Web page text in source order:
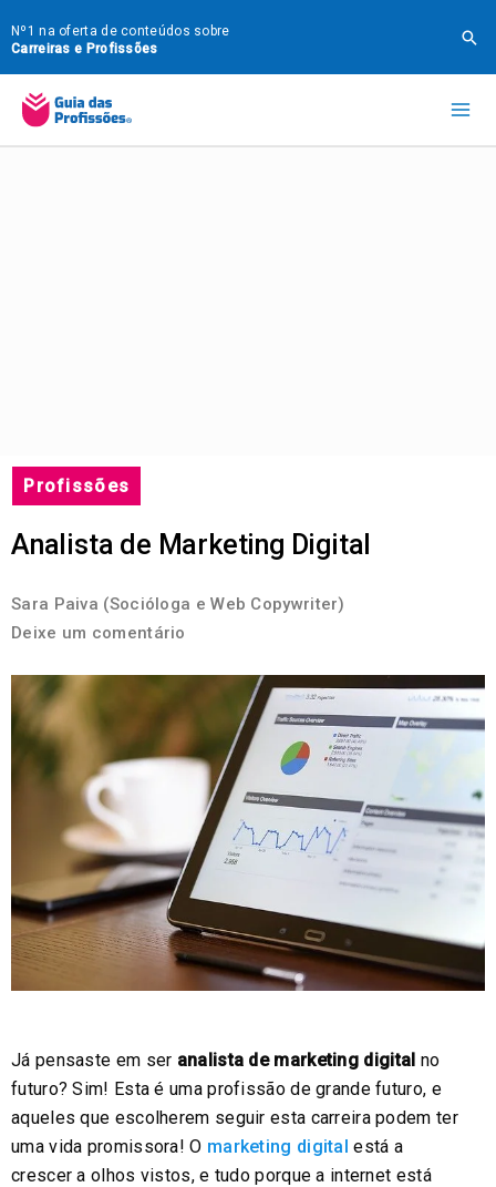
para
o
conteúdo
Nº1 na oferta de conteúdos sobre
Carreiras e Profissões
Profissões
Analista de Marketing Digital
Sara Paiva (Socióloga e Web Copywriter)
Deixe um comentário
Já pensaste em ser analista de marketing digital no
futuro? Sim! Esta é uma profissão de grande futuro, e
aqueles que escolherem seguir esta carreira podem ter
uma vida promissora! O marketing digital está a
crescer a olhos vistos, e tudo porque a internet está